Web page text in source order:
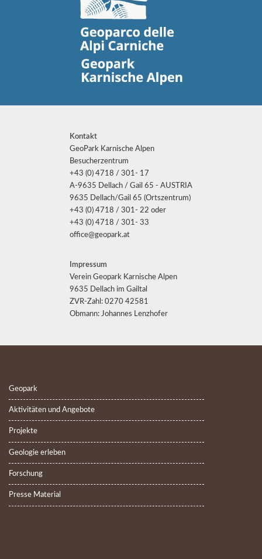
Kontakt
GeoPark Karnische Alpen
Besucherzentrum
+43 (0) 4718 / 301- 17
A-9635 Dellach / Gail 65 - AUSTRIA
9635 Dellach/Gail 65 (Ortszentrum)
+43 (0) 4718 / 301- 22 oder
+43 (0) 4718 / 301- 33
office@geopark.at
Impressum
Verein Geopark Karnische Alpen
9635 Dellach im Gailtal
ZVR-Zahl: 0270 42581
Obmann: Johannes Lenzhofer
Geopark
Aktivitäten und Angebote
Projekte
Geologie erleben
Forschung
Presse Material